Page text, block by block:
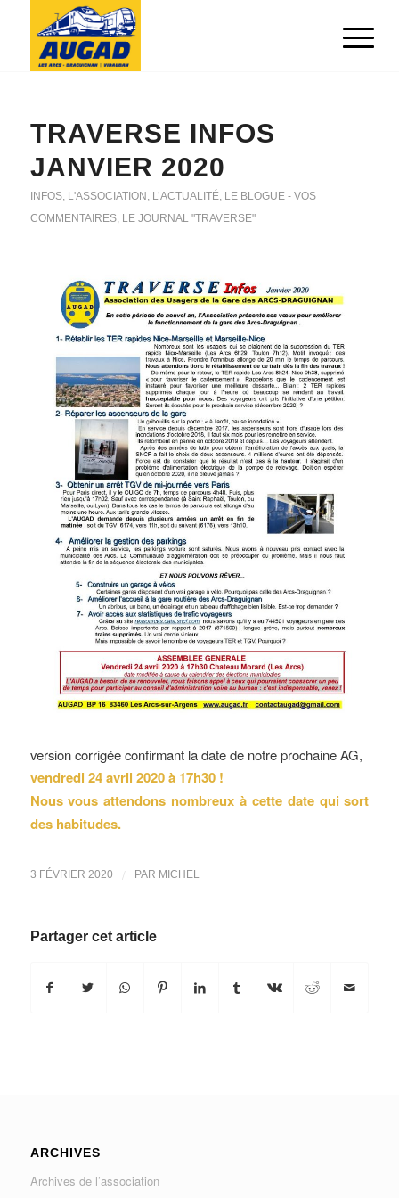
TRAVERSE INFOS
JANVIER 2020
INFOS, L'ASSOCIATION , L’ACTUALITÉ, LE BLOGUE - VOS
COMMENTAIRES, LE JOURNAL "TRAVERSE"
version corrigée confirmant la date de notre prochaine AG,
vendredi 24 avril 2020 à 17h30 !
Nous vous attendons nombreux à cette date qui sort
des habitudes.
3 FÉVRIER 2020 / PAR MICHEL
Partager cet article
ARCHIVES
Archives de l’association